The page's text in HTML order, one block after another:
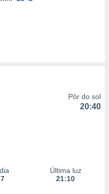
Pôr do sol
20:40
Última luz
21:10